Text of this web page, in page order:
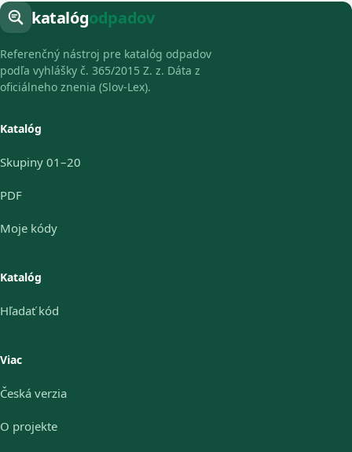
katalógodpadov
Referenčný nástroj pre katalóg odpadov
podľa vyhlášky č. 365/2015 Z. z. Dáta z
oficiálneho znenia (Slov-Lex).
Katalóg
Skupiny 01–20
PDF
Moje kódy
Katalóg
Hľadať kód
Viac
Česká verzia
O projekte